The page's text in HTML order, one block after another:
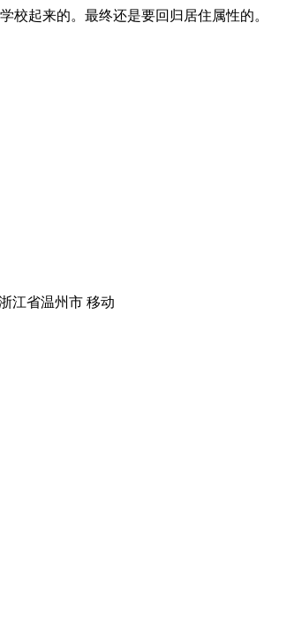
校起来的。最终还是要回归居住属性的。
江省温州市 移动